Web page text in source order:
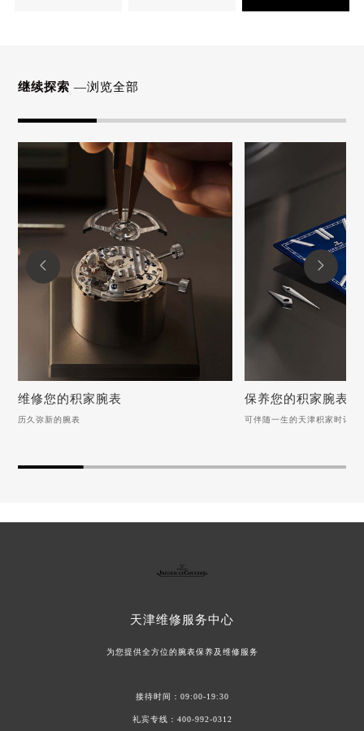
继续探索 —浏览全部
历久弥新的腕表
维修您的积家腕表
历久弥新的腕表
可伴随一生的天津积家时计
保养您的积家腕表
可伴随一生的天津积家时计


天津维修服务中心
为您提供全方位的腕表保养及维修服务
接待时间：09:00-19:30
礼宾专线： 400-992-0312